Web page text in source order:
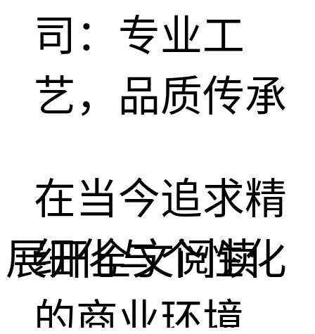
司：专业工
艺，品质传承
在当今追求精
细化与个性化
的商业环境
展开全文阅读